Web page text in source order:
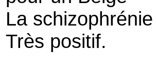
La
Très positif.